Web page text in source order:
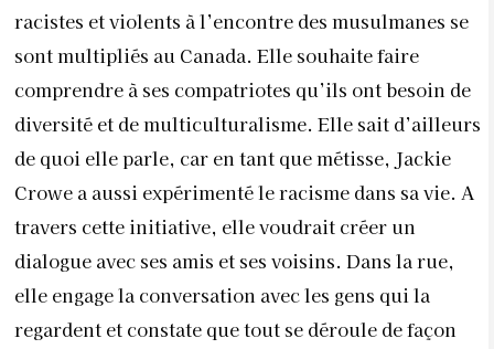
racistes et violents à l’encontre des musulmanes se
sont multipliés au Canada. Elle souhaite faire
comprendre à ses compatriotes qu’ils ont besoin de
diversité et de multiculturalisme. Elle sait d’ailleurs
de quoi elle parle, car en tant que métisse, Jackie
Crowe a aussi expérimenté le racisme dans sa vie. A
travers cette initiative, elle voudrait créer un
dialogue avec ses amis et ses voisins. Dans la rue,
elle engage la conversation avec les gens qui la
regardent et constate que tout se déroule de façon